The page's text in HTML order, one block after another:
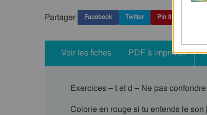
Partager Facebook Twitter Pin It
Voir les fiches PDF à imprimer
Exercices – t et d – Ne pas
Colorie en rouge si tu entends le